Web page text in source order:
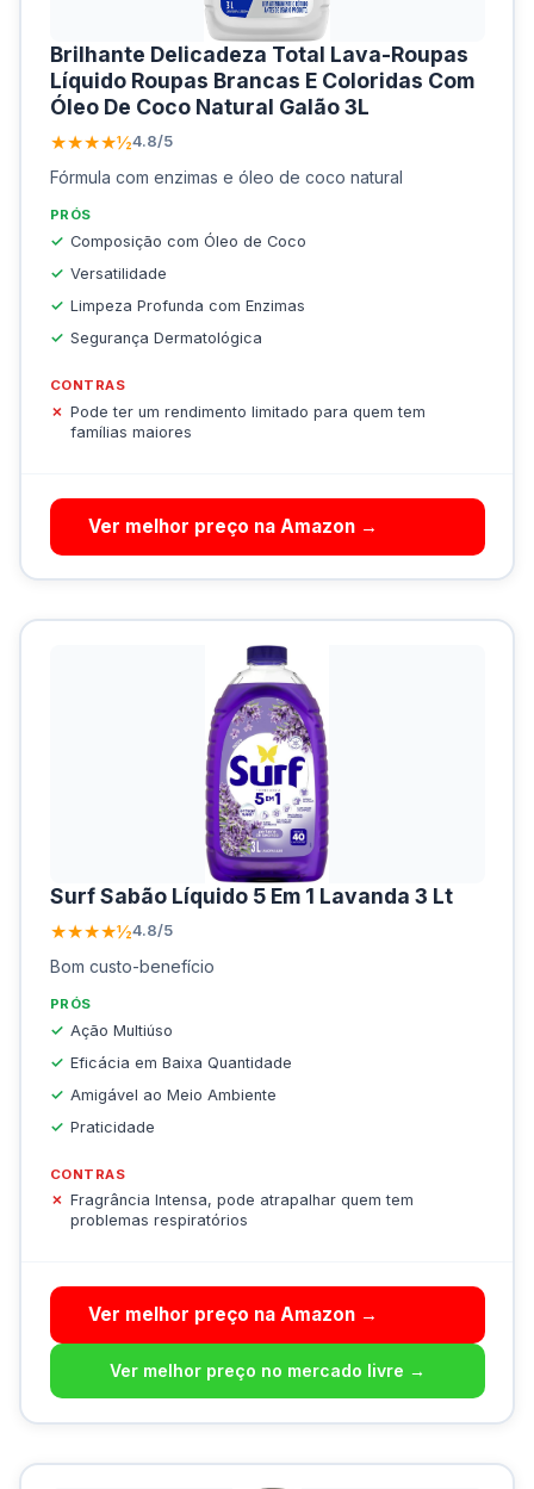
Brilhante Delicadeza Total Lava-Roupas
Líquido Roupas Brancas E Coloridas Com
Óleo De Coco Natural Galão 3L
★★★★½4.8/5
Fórmula com enzimas e óleo de coco natural
PRÓS
Composição com Óleo de Coco
Versatilidade
Limpeza Profunda com Enzimas
Segurança Dermatológica
CONTRAS
Pode ter um rendimento limitado para quem tem
famílias maiores
Ver melhor preço na Amazon →
Surf Sabão Líquido 5 Em 1 Lavanda 3 Lt
★★★★½4.8/5
Bom custo-benefício
PRÓS
Ação Multiúso
Eficácia em Baixa Quantidade
Amigável ao Meio Ambiente
Praticidade
CONTRAS
Fragrância Intensa, pode atrapalhar quem tem
problemas respiratórios
Ver melhor preço na Amazon →
Ver melhor preço no mercado livre →